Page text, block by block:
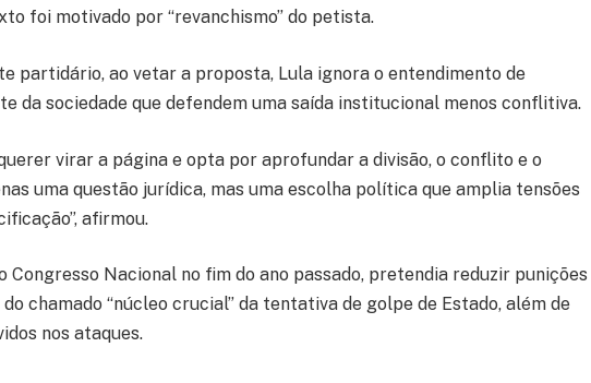
foi motivado por “revanchismo” do petista.
partidário, ao vetar a proposta, Lula ignora o entendimento de
da sociedade que defendem uma saída institucional menos conflitiva.
virar a página e opta por aprofundar a divisão, o conflito e o
uma questão jurídica, mas uma escolha política que amplia tensões
afirmou.
Congresso Nacional no fim do ano passado, pretendia reduzir punições
chamado “núcleo crucial” da tentativa de golpe de Estado, além de
nos ataques.